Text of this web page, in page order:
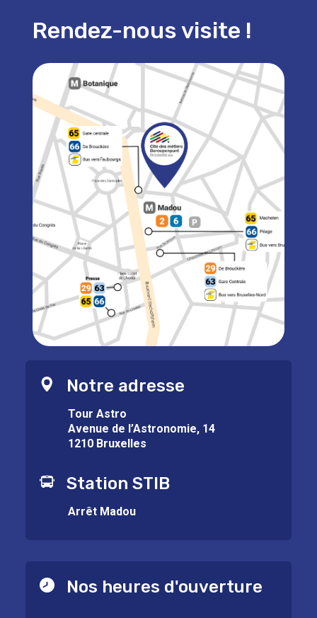
Rendez-nous visite !
Notre adresse
Tour Astro
Avenue de l’Astronomie, 14
1210 Bruxelles
Station STIB
Arrêt Madou
Nos heures d'ouverture